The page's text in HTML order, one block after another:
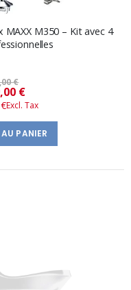
M350 – Kit avec 4
€
Prix
spécial
€
PANIER